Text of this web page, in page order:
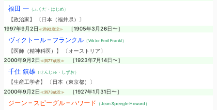
福田 一（ふくだ・はじめ）
【政治家】 〔日本（福井県）〕
1997年9月2日 ≪満92歳没≫ ［1905年3月26日〜］
ヴィクトール＝フランクル（Viktor Emil Frankl）
【医師（精神科医）】 〔オーストリア〕
2000年9月2日 ≪満77歳没≫ ［1923年7月14日〜］
千住 鎮雄（せんじゅ・しずお）
【生産工学者】 〔日本（東京都）〕
2000年9月2日 ≪満73歳没≫ ［1927年1月31日〜］
ジーン＝スピーグル＝ハワード （Jean Speegle Howard）